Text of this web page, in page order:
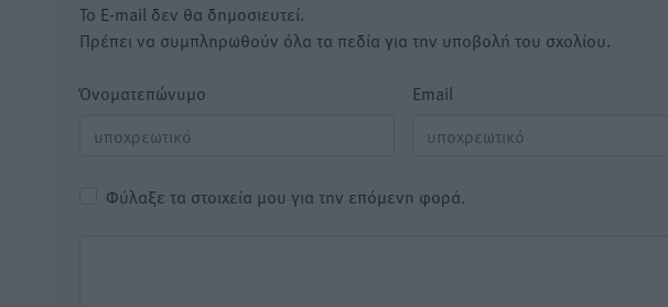
Το E-mail δεν θα δημοσιευτεί.
Πρέπει να συμπληρωθούν όλα τα πεδία για την υποβολή του σχολίου.
Όνοματεπώνυμο Email
Φύλαξε τα στοιχεία μου για την επόμενη φορά.